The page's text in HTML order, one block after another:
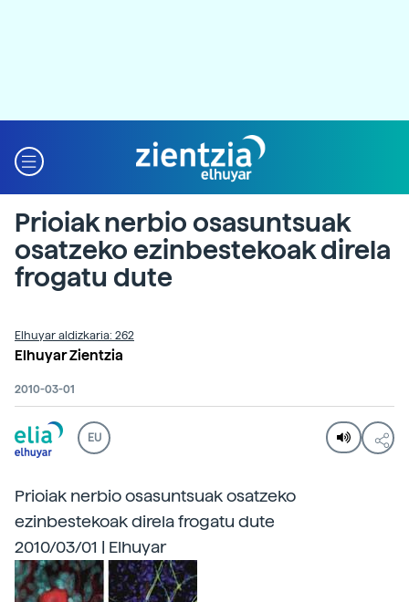
Prioiak nerbio osasuntsuak
osatzeko ezinbestekoak direla
frogatu dute
Elhuyar aldizkaria: 262
Elhuyar Zientzia
2010-03-01
EU
Prioiak nerbio osasuntsuak osatzeko
ezinbestekoak direla frogatu dute
2010/03/01 | Elhuyar